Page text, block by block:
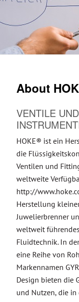
About
VENTILE
HOKE® ist ein
die
Ventilen und
weltweite
http://
Herstellung
Juwelierbrenner
weltweit
Fluidtechnik. In
eine Reihe von
Markennamen
Design bieten die
und Nutzen, die